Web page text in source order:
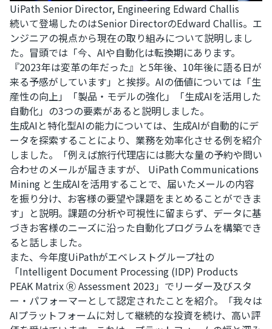
UiPath Senior Director, Engineering Edward Challis
続いて登場したのはSenior DirectorのEdward Challis。エ
ンジニアの視点から現在の取り組みについて説明しまし
た。冒頭では「今、AIや自動化は転換期にあります。
『2023年は変革の年だった』と5年後、10年後に語る日が
来る予感がしています」と挨拶。AIの価値については「生
産性の向上」「製品・モデルの強化」「生成AIを活用した
自動化」の3つの要素があると説明しました。
生成AIと特化型AIの能力については、生成AIが自動的にデ
ータを探索することにより、業務を効率化させる例を紹介
しました。「例えば旅行代理店には膨大な量の予約や問い
合わせのメールが届きますが、 UiPath Communications
Mining と生成AIを活用することで、届いたメールの内容
を振り分け、お客様の要望や課題をまとめることができま
す」と説明。課題の分析や可視性に留まらず、データに基
づきお客様のニーズに沿った自動化プログラムを構築でき
ると話しました。
また、今年度UiPathがエベレストグループ社の
「Intelligent Document Processing (IDP) Products
PEAK Matrix Ⓡ Assessment 2023」でリーダー及びスタ
ー・パフォーマーとして認定されたことを紹介。「我々は
AIプラットフォームに対して継続的な投資を続け、高い評